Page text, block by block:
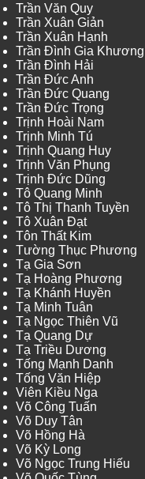
Trần Văn Quy
Trần Xuân Giản
Trần Xuân Hạnh
Trần Đình Gia Khương
Trần Đình Hải
Trần Đức Anh
Trần Đức Quang
Trần Đức Trọng
Trịnh Hoài Nam
Trịnh Minh Tú
Trịnh Quang Huy
Trịnh Văn Phụng
Trịnh Đức Dũng
Tô Quang Minh
Tô Thị Thanh Tuyền
Tô Xuân Đạt
Tôn Thất Kim
Tường Thục Phương
Tạ Gia Sơn
Tạ Hoàng Phương
Tạ Khánh Huyền
Tạ Minh Tuân
Tạ Ngọc Thiên Vũ
Tạ Quang Dự
Tạ Triều Dương
Tống Mạnh Danh
Tống Văn Hiệp
Viên Kiều Nga
Võ Công Tuấn
Võ Duy Tân
Võ Hồng Hà
Võ Kỳ Long
Võ Ngọc Trung Hiếu